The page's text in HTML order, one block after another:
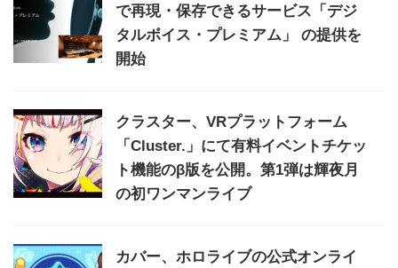
で再現・保存できるサービス「デジ
タルボイス・プレミアム」 の提供を
開始
クラスター、VRプラットフォーム
「Cluster.」にて有料イベントチケッ
ト機能のβ版を公開。第1弾は輝夜月
の初ワンマンライブ
カバー、ホロライブの公式オンライ